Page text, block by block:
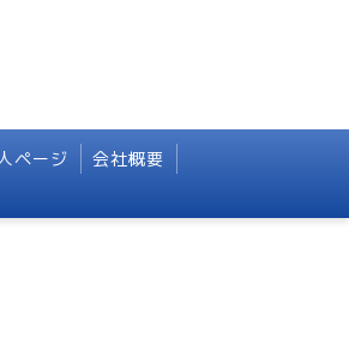
ページ
会社概要